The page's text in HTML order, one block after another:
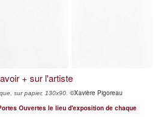
+ sur l'artiste
sur papier, 130x90. ©Xavière Pigoreau
Ouvertes le lieu d'exposition de chaque